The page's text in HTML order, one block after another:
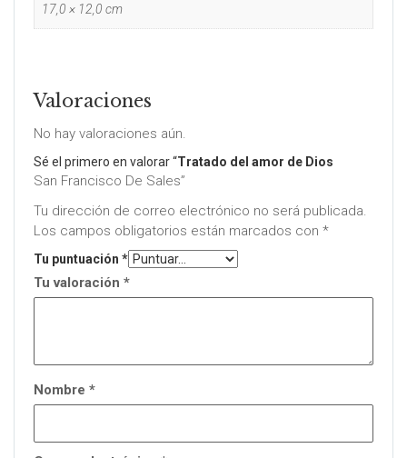
17,0 × 12,0 cm
Valoraciones
No hay valoraciones aún.
Sé el primero en valorar “Tratado del amor de Dios
San Francisco De Sales”
Tu dirección de correo electrónico no será publicada.
Los campos obligatorios están marcados con *
Tu puntuación *
Tu valoración *
Nombre *